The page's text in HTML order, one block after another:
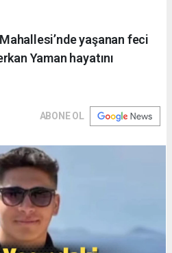
yaşanan feci
Yaman hayatını
ABONE OL